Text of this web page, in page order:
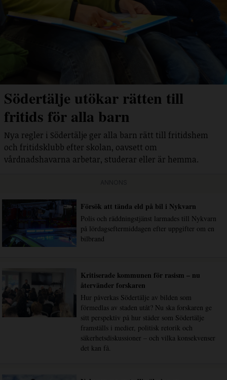
Södertälje utökar rätten till
fritids för alla barn
Nya regler i Södertälje ger alla barn rätt till fritidshem
och fritidsklubb efter skolan, oavsett om
vårdnadshavarna arbetar, studerar eller är hemma.
Försök att tända eld på bil i Nykvarn
Polis och räddningstjänst larmades till Nykvarn
på lördagseftermiddagen efter uppgifter om en
bilbrand
Kritiserade kommunen för rasism – nu
återvänder forskaren
Hur påverkas Södertälje av bilden som
förmedlas av staden utåt? Nu ska forskaren ge
sitt perspektiv på hur städer som Södertälje
framställs i medier, politisk retorik och
säkerhetsdiskussioner – och vilka konsekvenser
det kan få.